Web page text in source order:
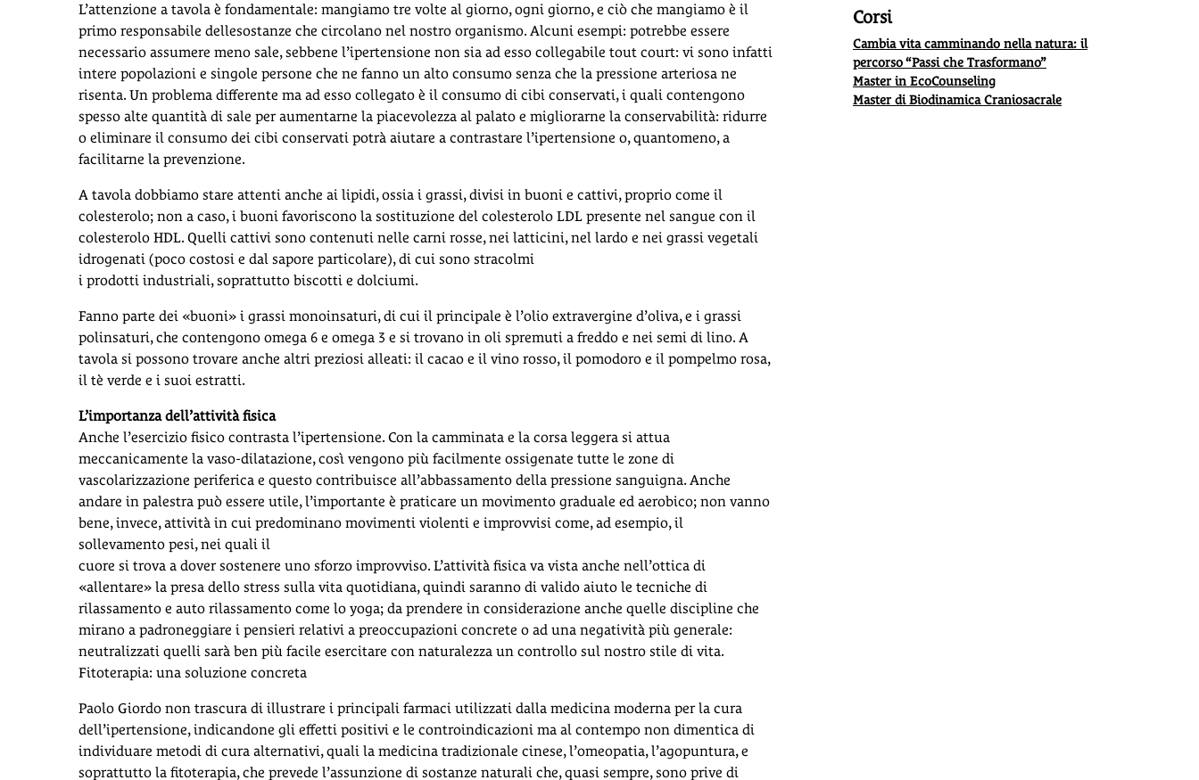
L’attenzione a tavola è fondamentale: mangiamo tre volte al giorno, ogni giorno, e ciò che mangiamo è il
primo responsabile dellesostanze che circolano nel nostro organismo. Alcuni esempi: potrebbe essere
necessario assumere meno sale, sebbene l’ipertensione non sia ad esso collegabile tout court: vi sono infatti
intere popolazioni e singole persone che ne fanno un alto consumo senza che la pressione arteriosa ne
risenta. Un problema differente ma ad esso collegato è il consumo di cibi conservati, i quali contengono
spesso alte quantità di sale per aumentarne la piacevolezza al palato e migliorarne la conservabilità: ridurre
o eliminare il consumo dei cibi conservati potrà aiutare a contrastare l’ipertensione o, quantomeno, a
facilitarne la prevenzione.
A tavola dobbiamo stare attenti anche ai lipidi, ossia i grassi, divisi in buoni e cattivi, proprio come il
colesterolo; non a caso, i buoni favoriscono la sostituzione del colesterolo LDL presente nel sangue con il
colesterolo HDL. Quelli cattivi sono contenuti nelle carni rosse, nei latticini, nel lardo e nei grassi vegetali
idrogenati (poco costosi e dal sapore particolare), di cui sono stracolmi
i prodotti industriali, soprattutto biscotti e dolciumi.
Fanno parte dei «buoni» i grassi monoinsaturi, di cui il principale è l’olio extravergine d’oliva, e i grassi
polinsaturi, che contengono omega 6 e omega 3 e si trovano in oli spremuti a freddo e nei semi di lino. A
tavola si possono trovare anche altri preziosi alleati: il cacao e il vino rosso, il pomodoro e il pompelmo rosa,
il tè verde e i suoi estratti.
L’importanza dell’attività fisica
Anche l’esercizio fisico contrasta l’ipertensione. Con la camminata e la corsa leggera si attua
meccanicamente la vaso-dilatazione, così vengono più facilmente ossigenate tutte le zone di
vascolarizzazione periferica e questo contribuisce all’abbassamento della pressione sanguigna. Anche
andare in palestra può essere utile, l’importante è praticare un movimento graduale ed aerobico; non vanno
bene, invece, attività in cui predominano movimenti violenti e improvvisi come, ad esempio, il
sollevamento pesi, nei quali il
cuore si trova a dover sostenere uno sforzo improvviso. L’attività fisica va vista anche nell’ottica di
«allentare» la presa dello stress sulla vita quotidiana, quindi saranno di valido aiuto le tecniche di
rilassamento e auto rilassamento come lo yoga; da prendere in considerazione anche quelle discipline che
mirano a padroneggiare i pensieri relativi a preoccupazioni concrete o ad una negatività più generale:
neutralizzati quelli sarà ben più facile esercitare con naturalezza un controllo sul nostro stile di vita.
Fitoterapia: una soluzione concreta
Paolo Giordo non trascura di illustrare i principali farmaci utilizzati dalla medicina moderna per la cura
dell’ipertensione, indicandone gli effetti positivi e le controindicazioni ma al contempo non dimentica di
individuare metodi di cura alternativi, quali la medicina tradizionale cinese, l’omeopatia, l’agopuntura, e
soprattutto la fitoterapia, che prevede l’assunzione di sostanze naturali che, quasi sempre, sono prive di
Corsi
Cambia vita camminando nella natura: il
percorso “Passi che Trasformano”
Master in EcoCounseling
Master di Biodinamica Craniosacrale